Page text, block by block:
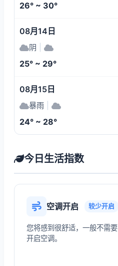
26° ~ 30°
08月14日
阴
25° ~ 29°
08月15日
暴雨
24° ~ 28°
今日生活指数
空调开启 较少开启
您将感到很舒适，一般不需要
开启空调。